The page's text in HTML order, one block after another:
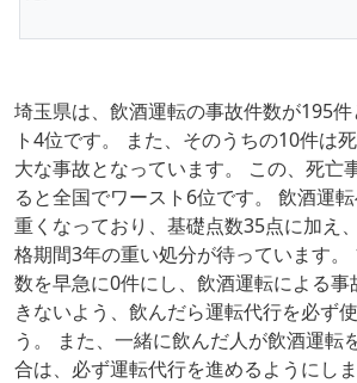
埼玉県は、飲酒運転の事故件数が195
ト4位です。 また、そのうちの10件は
大な事故となっています。 この、死亡
ると全国でワースト6位です。 飲酒運
重くなっており、基礎点数35点に加え
格期間3年の重い処分が待っています
数を早急に0件にし、飲酒運転による事
きないよう、飲んだら運転代行を必ず
う。 また、一緒に飲んだ人が飲酒運転
合は、必ず運転代行を進めるようにしま